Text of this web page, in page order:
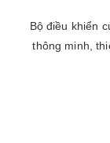
Bộ điều khiển
thông minh,